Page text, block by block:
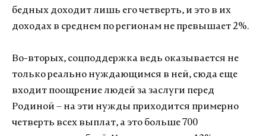
бедных доходит лишь его четверть, и это в их
доходах в среднем по регионам не превышает 2%.
Во-вторых, соцподдержка ведь оказывается не
только реально нуждающимся в ней, сюда еще
входит поощрение людей за заслуги перед
Родиной – на эти нужды приходится примерно
четверть всех выплат, а это больше 700